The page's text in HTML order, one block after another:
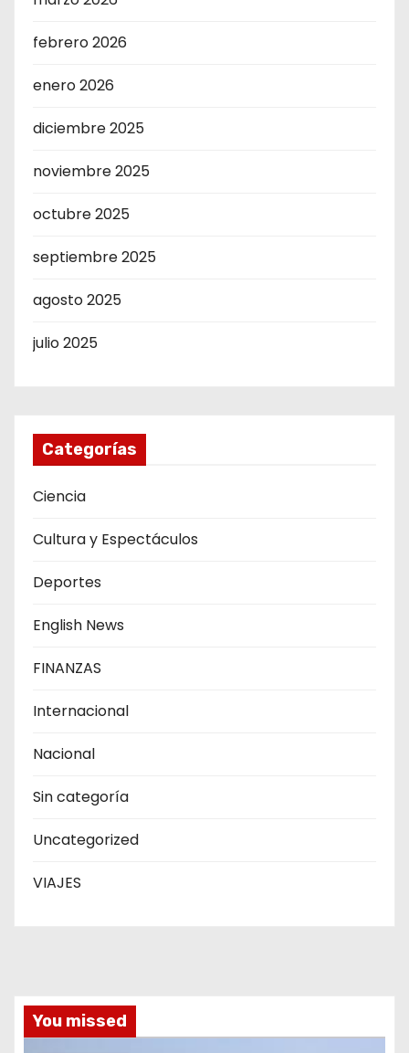
febrero 2026
enero 2026
diciembre 2025
noviembre 2025
octubre 2025
septiembre 2025
agosto 2025
julio 2025
Categorías
Ciencia
Cultura y Espectáculos
Deportes
English News
FINANZAS
Internacional
Nacional
Sin categoría
Uncategorized
VIAJES
You missed